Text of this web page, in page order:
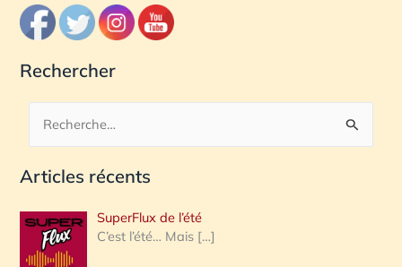
Rechercher
c
e
r
Articles récents
SuperFlux de l’été
C’est l’été… Mais […]